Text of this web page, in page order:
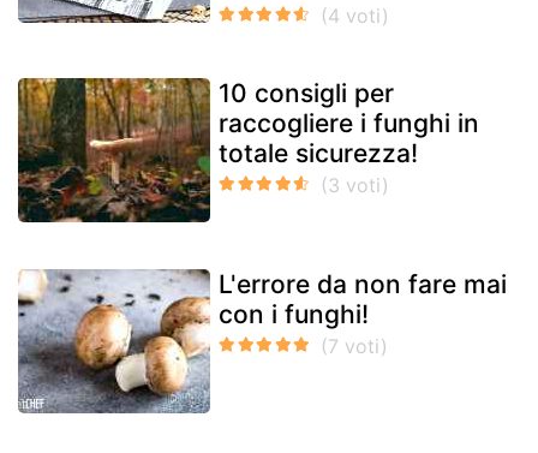
10 consigli per
raccogliere i funghi in
totale sicurezza!
L'errore da non fare mai
con i funghi!